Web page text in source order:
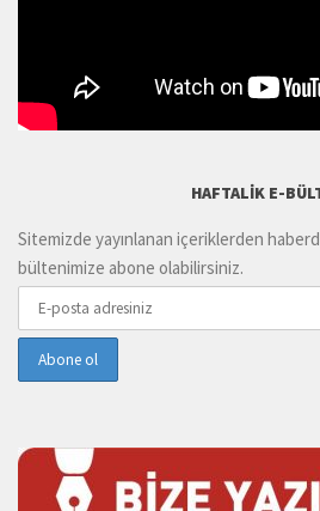
HAFTALIK E-
Sitemizde yayınlanan içeriklerden
bültenimize abone olabilirsiniz.